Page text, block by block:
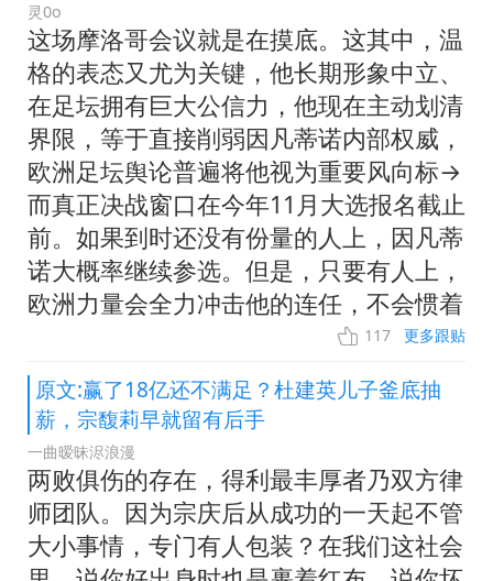
灵0o
这场摩洛哥会议就是在摸底。这其中，温
格的表态又尤为关键，他长期形象中立、
在足坛拥有巨大公信力，他现在主动划清
界限，等于直接削弱因凡蒂诺内部权威，
欧洲足坛舆论普遍将他视为重要风向标→
而真正决战窗口在今年11月大选报名截止
前。如果到时还没有份量的人上，因凡蒂
诺大概率继续参选。但是，只要有人上，
欧洲力量会全力冲击他的连任，不会惯着
117 更多跟贴
原文:赢了18亿还不满足？杜建英儿子釜底抽
薪，宗馥莉早就留有后手
一曲暧昧浕浪漫
两败俱伤的存在，得利最丰厚者乃双方律
师团队。因为宗庆后从成功的一天起不管
大小事情，专门有人包装？在我们这社会